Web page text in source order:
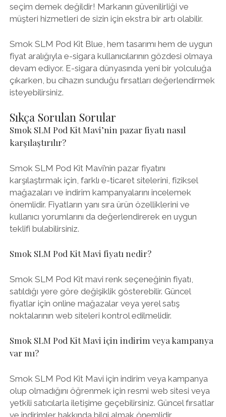
seçim demek değildir! Markanın güvenilirliği ve
müşteri hizmetleri de sizin için ekstra bir artı olabilir.
Smok SLM Pod Kit Blue, hem tasarımı hem de uygun
fiyat aralığıyla e-sigara kullanıcılarının gözdesi olmaya
devam ediyor. E-sigara dünyasında yeni bir yolculuğa
çıkarken, bu cihazın sunduğu fırsatları değerlendirmek
isteyebilirsiniz.
Sıkça Sorulan Sorular
Smok SLM Pod Kit Mavi’nin pazar fiyatı nasıl
karşılaştırılır?
Smok SLM Pod Kit Mavi’nin pazar fiyatını
karşılaştırmak için, farklı e-ticaret sitelerini, fiziksel
mağazaları ve indirim kampanyalarını incelemek
önemlidir. Fiyatların yanı sıra ürün özelliklerini ve
kullanıcı yorumlarını da değerlendirerek en uygun
teklifi bulabilirsiniz.
Smok SLM Pod Kit Mavi fiyatı nedir?
Smok SLM Pod Kit mavi renk seçeneğinin fiyatı,
satıldığı yere göre değişiklik gösterebilir. Güncel
fiyatlar için online mağazalar veya yerel satış
noktalarının web siteleri kontrol edilmelidir.
Smok SLM Pod Kit Mavi için indirim veya kampanya
var mı?
Smok SLM Pod Kit Mavi için indirim veya kampanya
olup olmadığını öğrenmek için resmi web sitesi veya
yetkili satıcılarla iletişime geçebilirsiniz. Güncel fırsatlar
ve indirimler hakkında bilgi almak önemlidir.